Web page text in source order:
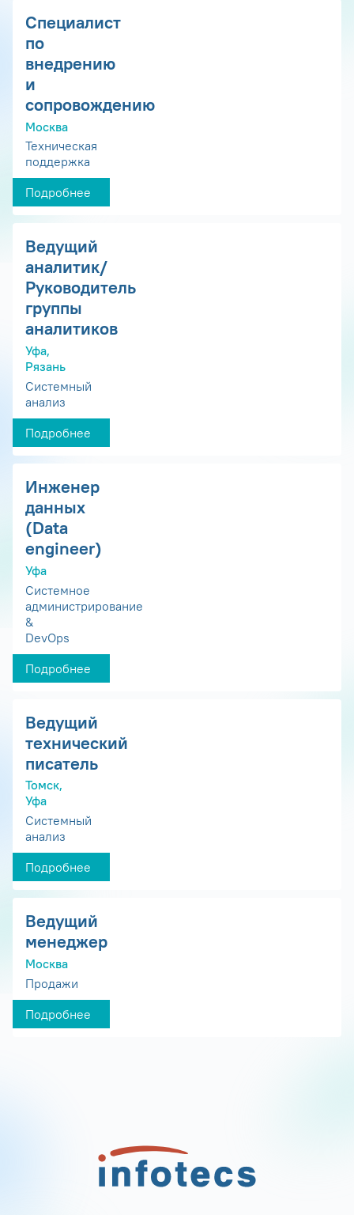
Специалист
по
внедрению
и
сопровождению
Москва
Техническая
поддержка
Подробнее
Ведущий
аналитик/
Руководитель
группы
аналитиков
Уфа,
Рязань
Системный
анализ
Подробнее
Инженер
данных
(Data
engineer)
Уфа
Системное
администрирование
&
DevOps
Подробнее
Ведущий
технический
писатель
Томск,
Уфа
Системный
анализ
Подробнее
Ведущий
менеджер
Москва
Продажи
Подробнее